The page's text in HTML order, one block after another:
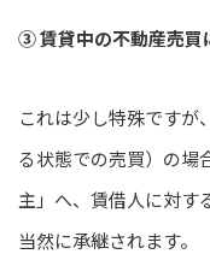
③ 賃貸中の不動産売買
これは少し特殊ですが
る状態での売買）の場
主」へ、賃借人に対す
当然に承継されます。